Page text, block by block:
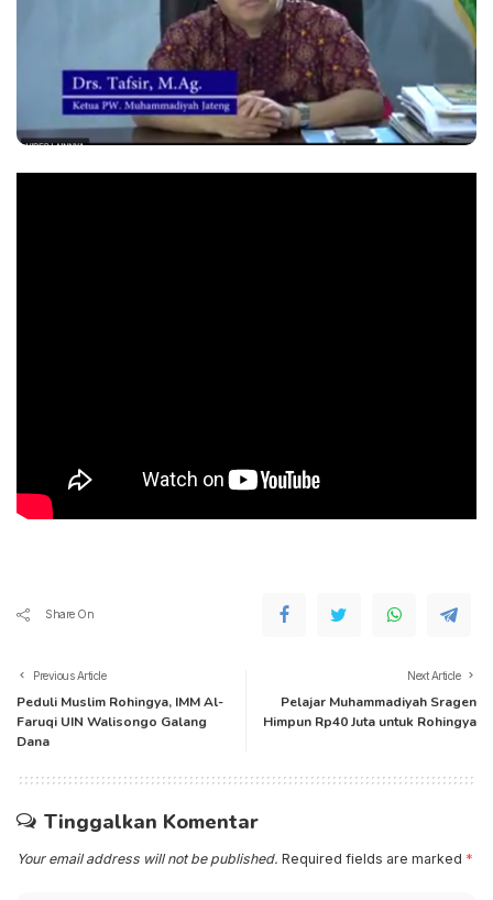
Share On
Previous Article
Peduli Muslim Rohingya, IMM Al-
Faruqi UIN Walisongo Galang
Dana
Next Article
Pelajar Muhammadiyah Sragen
Himpun Rp40 Juta untuk Rohingya
Tinggalkan Komentar
Your email address will not be published. Required fields are marked *